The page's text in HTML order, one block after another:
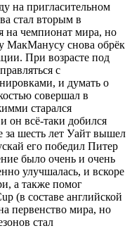
на пригласительном
стал вторым в
на чемпионат мира, но
МакМанусу снова обрёк
При возрасте под
с
и думать о
совершал в
старался
он всё-таки добился
за шесть лет Уайт вышел
его победил Питер
было очень и очень
улучшалась, и вскоре
а также помог
(в составе английской
первенство мира, но
стал